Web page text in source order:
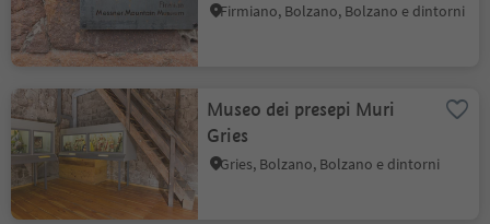
Firmiano, Bolzano, Bolzano e dintorni
Museo dei presepi Muri
Gries
Gries, Bolzano, Bolzano e dintorni